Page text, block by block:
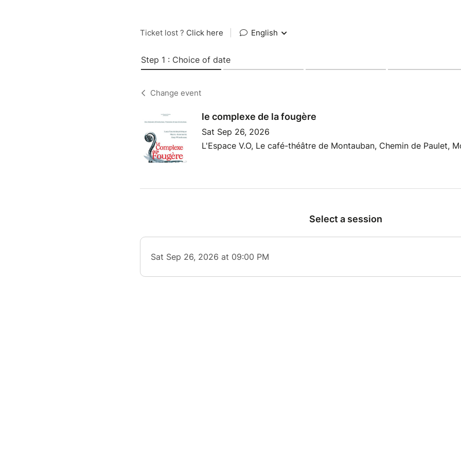
Ticket lost ? Click here English
Step 1 : Choice of date
Change event
le complexe de la fougère
Sat Sep 26, 2026
L'Espace V.O, Le café-théâtre de Montauban, Chemin de Paulet,
Select a session
Sat Sep 26, 2026 at 09:00 PM